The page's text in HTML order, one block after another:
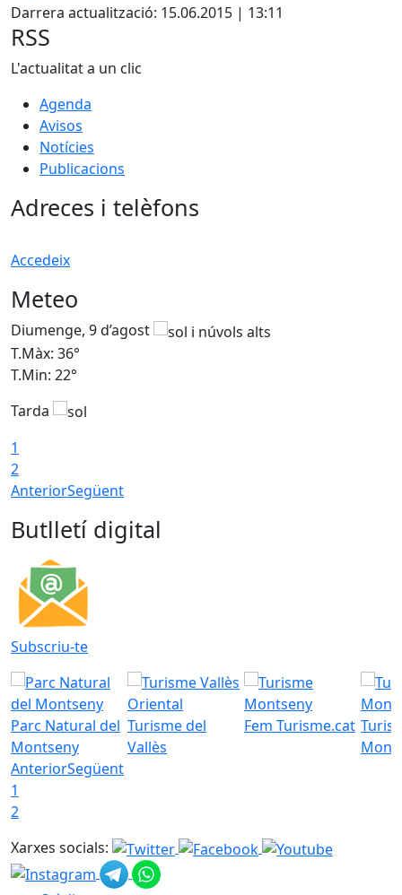
Darrera actualització: 15.06.2015 | 13:11
RSS
L'actualitat a un clic
Agenda
Avisos
Notícies
Publicacions
Adreces i telèfons
Accedeix
Meteo
Diumenge, 9 d’agost
T.Màx: 36°
T.Min: 22°
Tarda
1
2
AnteriorSegüent
Butlletí digital
Subscriu-te
Parc Natural del
Montseny
Turisme del
Vallès
Fem Turisme.cat
AnteriorSegüent
1
2
Xarxes socials: